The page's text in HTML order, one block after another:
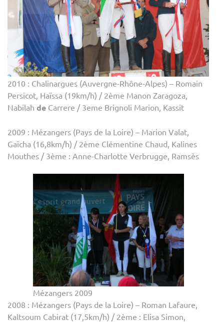
2010 : Chalinargues (Auvergne-Rhône-Alpes) – Romain
Persicot, Haïssa (19km/h) / 2ème Manon Zaragoza,
Nabilah de Carrere / 3eme Brignoli Marion, Kassit
2009 : Mézangers (Pays de la Loire) – Marion Valat,
Gaïcha (16,8km/h) / 2ème Clémentine Chaud, Kalines
Mouthes / 3ème : Anne-Charlotte Verbrugge, Ramsès
Mézangers 2009
2008 : Mézangers (Pays de la Loire) – Roman Lafaure,
Kaltsoum Cabirat (17,5km/h) / 2ème : Elisa Simon,